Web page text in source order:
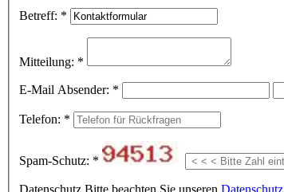
Betreff: *
Mitteilung: *
E-Mail Absender: *
Telefon: *
Spam-Schutz: *
Datenschutz Bitte beachten Sie unseren Datenschutz